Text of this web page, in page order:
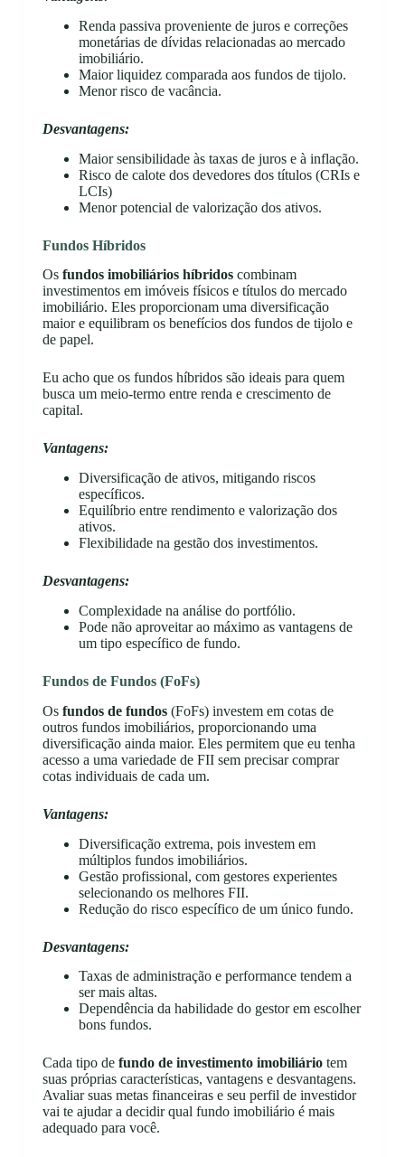
Renda passiva proveniente de juros e correções
monetárias de dívidas relacionadas ao mercado
imobiliário.
Maior liquidez comparada aos fundos de tijolo.
Menor risco de vacância.
Desvantagens:
Maior sensibilidade às taxas de juros e à inflação.
Risco de calote dos devedores dos títulos (CRIs e
LCIs)
Menor potencial de valorização dos ativos.
Fundos Híbridos
Os fundos imobiliários híbridoscombinam
investimentos em imóveis físicos e títulos do mercado
imobiliário. Eles proporcionam uma diversificação
maior e equilibram os benefícios dos fundos de tijolo e
de papel.
Eu acho que os fundos híbridos são ideais para quem
busca um meio-termo entre renda e crescimento de
capital.
Vantagens:
Diversificação de ativos, mitigando riscos
específicos.
Equilíbrio entre rendimento e valorização dos
ativos.
Flexibilidade na gestão dos investimentos.
Desvantagens:
Complexidade na análise do portfólio.
Pode não aproveitar ao máximo as vantagens de
um tipo específico de fundo.
Fundos de Fundos (FoFs)
Os fundos de fundos(FoFs) investem em cotas de
outros fundos imobiliários, proporcionando uma
diversificação ainda maior. Eles permitem que eu tenha
acesso a uma variedade de FII sem precisar comprar
cotas individuais de cada um.
Vantagens:
Diversificação extrema, pois investem em
múltiplos fundos imobiliários.
Gestão profissional, com gestores experientes
selecionando os melhores FII.
Redução do risco específico de um único fundo.
Desvantagens:
Taxas de administração e performance tendem a
ser mais altas.
Dependência da habilidade do gestor em escolher
bons fundos.
Cada tipo de fundo de investimento imobiliáriotem
suas próprias características, vantagens e desvantagens.
Avaliar suas metas financeiras e seu perfil de investidor
vai te ajudar a decidir qual fundo imobiliário é mais
adequado para você.